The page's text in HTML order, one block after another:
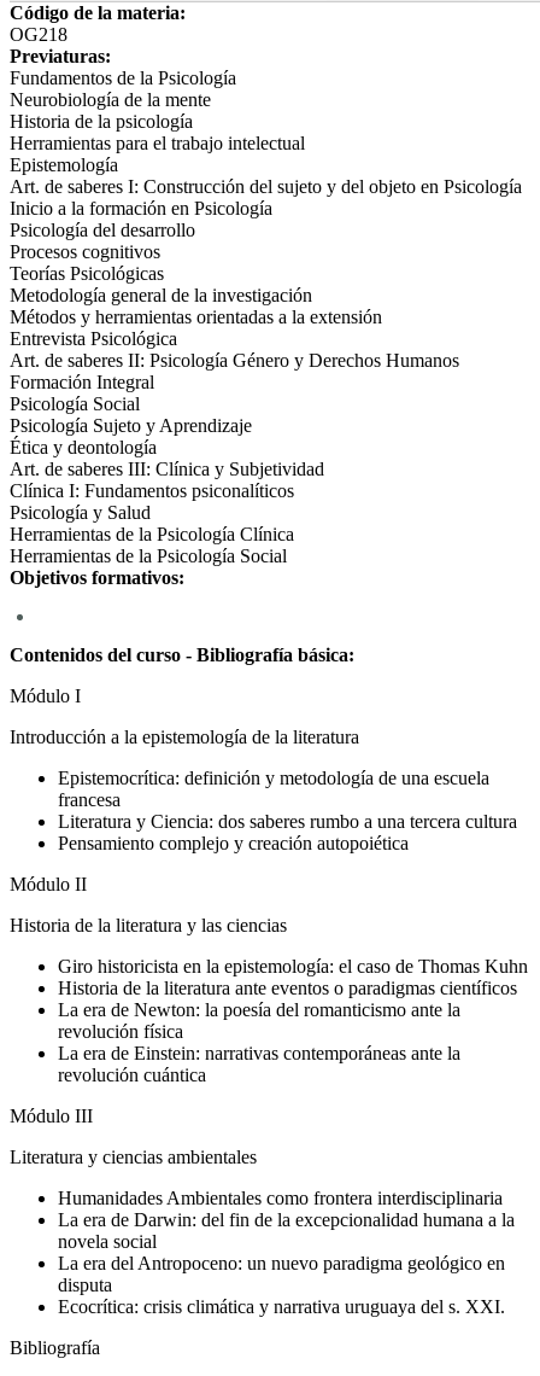
Código de la materia:
OG218
Previaturas:
Fundamentos de la Psicología
Neurobiología de la mente
Historia de la psicología
Herramientas para el trabajo intelectual
Epistemología
Art. de saberes I: Construcción del sujeto y del objeto en Psicología
Inicio a la formación en Psicología
Psicología del desarrollo
Procesos cognitivos
Teorías Psicológicas
Metodología general de la investigación
Métodos y herramientas orientadas a la extensión
Entrevista Psicológica
Art. de saberes II: Psicología Género y Derechos Humanos
Formación Integral
Psicología Social
Psicología Sujeto y Aprendizaje
Ética y deontología
Art. de saberes III: Clínica y Subjetividad
Clínica I: Fundamentos psiconalíticos
Psicología y Salud
Herramientas de la Psicología Clínica
Herramientas de la Psicología Social
Objetivos formativos:
Contenidos del curso - Bibliografía básica:
Módulo I
Introducción a la epistemología de la literatura
Epistemocrítica: definición y metodología de una escuela
francesa
Literatura y Ciencia: dos saberes rumbo a una tercera cultura
Pensamiento complejo y creación autopoiética
Módulo II
Historia de la literatura y las ciencias
Giro historicista en la epistemología: el caso de Thomas Kuhn
Historia de la literatura ante eventos o paradigmas científicos
La era de Newton: la poesía del romanticismo ante la
revolución física
La era de Einstein: narrativas contemporáneas ante la
revolución cuántica
Módulo III
Literatura y ciencias ambientales
Humanidades Ambientales como frontera interdisciplinaria
La era de Darwin: del fin de la excepcionalidad humana a la
novela social
La era del Antropoceno: un nuevo paradigma geológico en
disputa
Ecocrítica: crisis climática y narrativa uruguaya del s. XXI.
Bibliografía